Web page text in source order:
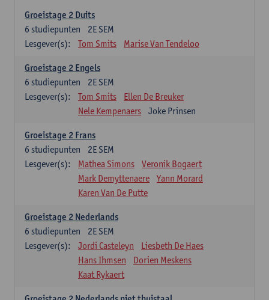
Groeistage 2 Duits
2E SEM
6 studiepunten
Lesgever(s):
Tom Smits Marise Van Tendeloo
Groeistage 2 Engels
2E SEM
6 studiepunten
Lesgever(s):
Tom Smits
Ellen De Breuker
Nele Kempenaers
Joke Prinsen
Groeistage 2 Frans
2E SEM
6 studiepunten
Lesgever(s):
Mathea Simons
Veronik Bogaert
Mark Demyttenaere
Yann Morard
Karen Van De Putte
Groeistage 2 Nederlands
2E SEM
6 studiepunten
Lesgever(s):
Jordi Casteleyn
Liesbeth De Haes
Hans Ihmsen
Dorien Meskens
Kaat Rykaert